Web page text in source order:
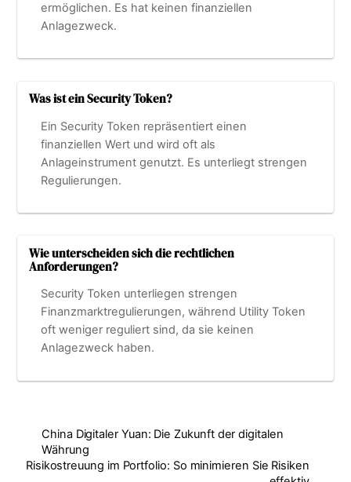
ermöglichen. Es hat keinen finanziellen
Anlagezweck.
Was ist ein Security Token?
Ein Security Token repräsentiert einen
finanziellen Wert und wird oft als
Anlageinstrument genutzt. Es unterliegt strengen
Regulierungen.
Wie unterscheiden sich die rechtlichen
Anforderungen?
Security Token unterliegen strengen
Finanzmarktregulierungen, während Utility Token
oft weniger reguliert sind, da sie keinen
Anlagezweck haben.
China Digitaler Yuan: Die Zukunft der digitalen
Währung
Risikostreuung im Portfolio: So minimieren Sie Risiken